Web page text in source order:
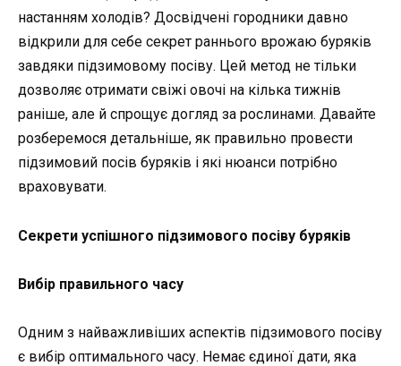
настанням холодів? Досвідчені городники давно
відкрили для себе секрет раннього врожаю буряків
завдяки підзимовому посіву. Цей метод не тільки
дозволяє отримати свіжі овочі на кілька тижнів
раніше, але й спрощує догляд за рослинами. Давайте
розберемося детальніше, як правильно провести
підзимовий посів буряків і які нюанси потрібно
враховувати.
Секрети успішного підзимового посіву буряків
Вибір правильного часу
Одним з найважливіших аспектів підзимового посіву
є вибір оптимального часу. Немає єдиної дати, яка